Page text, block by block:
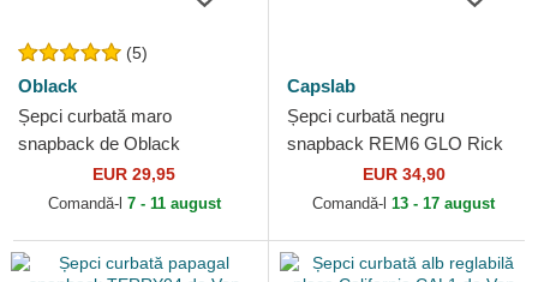
(5)
Oblack
Șepci curbată maro
snapback de Oblack
EUR 29,95
Comandă-l 7 - 11 august
Capslab
Șepci curbată negru
snapback REM6 GLO Rick
Sanchez Rick și Morty de
Capslab
EUR 34,90
Comandă-l 13 - 17 august